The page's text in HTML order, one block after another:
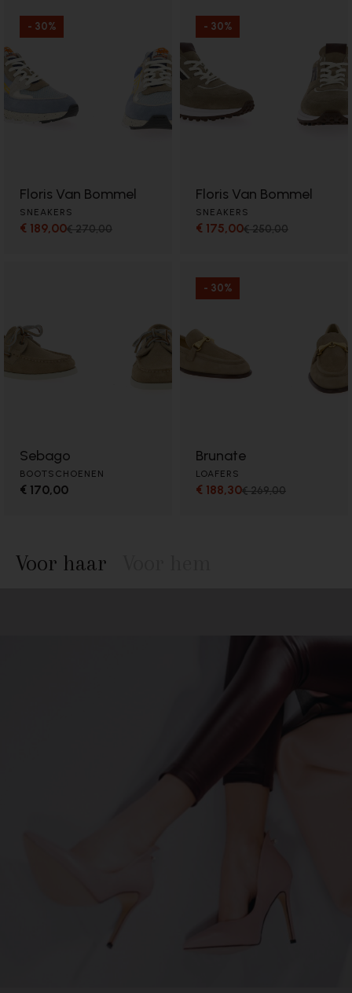
- 30%
Floris Van Bommel
SNEAKERS
€ 189,00€ 270,00
- 30%
Floris Van Bommel
SNEAKERS
€ 175,00€ 250,00
Sebago
BOOTSCHOENEN
€ 170,00
- 30%
Brunate
LOAFERS
€ 188,30€ 269,00
Voor haar